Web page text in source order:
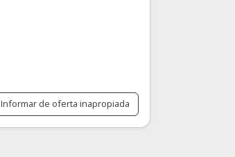
Informar de oferta inapropiada